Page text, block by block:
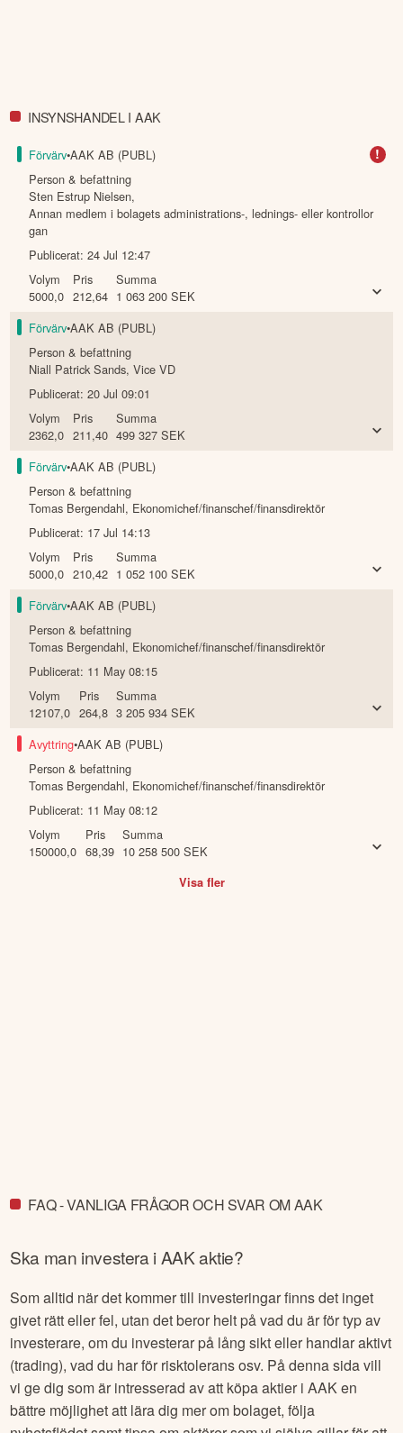
INSYNSHANDEL I AAK
Förvärv•AAK AB (PUBL) !
Person & befattning
Sten Estrup Nielsen,
Annan medlem i bolagets administrations-, lednings- eller kontrollor
gan
Publicerat:24 Jul 12:47
Volym
5000,0
Pris
212,64
Summa
1 063 200 SEK
Förvärv•AAK AB (PUBL)
Person & befattning
Niall Patrick Sands,Vice VD
Publicerat:20 Jul 09:01
Volym
2362,0
Pris
211,40
Summa
499 327 SEK
Förvärv•AAK AB (PUBL)
Person & befattning
Tomas Bergendahl, Ekonomichef/finanschef/finansdirektör
Publicerat: 17 Jul 14:13
Volym
5000,0
Pris
210,42
Summa
1 052 100 SEK
Förvärv•AAK AB (PUBL)
Person & befattning
Tomas Bergendahl, Ekonomichef/finanschef/finansdirektör
Publicerat: 11 May 08:15
Volym
12107,0
Pris
264,8
Summa
3 205 934 SEK
Avyttring•AAK AB (PUBL)
Person & befattning
Tomas Bergendahl, Ekonomichef/finanschef/finansdirektör
Publicerat: 11 May 08:12
Volym
150000,0
Pris
68,39
Summa
10 258 500 SEK
Visa fler
FAQ - VANLIGA FRÅGOR OCH SVAR OM AAK
Ska man investera iAAKaktie?
Som alltid när det kommer till investeringar finns det inget
givet rätt eller fel, utan det beror helt på vad du är för typ av
investerare, om du investerar på lång sikt eller handlar aktivt
(trading), vad du har för risktolerans osv. På denna sida vill
vi ge dig som är intresserad av att köpa aktier iAAKen
bättre möjlighet att lära dig mer om bolaget, följa